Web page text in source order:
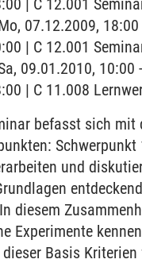
| C 12.001
07.12.2009, 18:00
| C 12.001
09.01.2010, 10:00
| C 11.008
befasst sich mit
Schwerpunkt
und
diesem
Experimente
Basis